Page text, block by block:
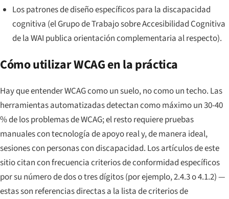
Los patrones de diseño específicos para la discapacidad
cognitiva (el Grupo de Trabajo sobre Accesibilidad Cognitiva
de la WAI publica orientación complementaria al respecto).
Cómo utilizar WCAG en la práctica
Hay que entender WCAG como unsuelo, no como un techo. Las
herramientas automatizadas detectan como máximo un 30-40
% de los problemas de WCAG; el resto requiere pruebas
manuales con tecnología de apoyo real y, de manera ideal,
sesiones con personas con discapacidad. Los artículos de este
sitio citan con frecuencia criterios de conformidad específicos
por su número de dos o tres dígitos (por ejemplo, 2.4.3 o 4.1.2) —
estas son referencias directas a la lista de criterios de